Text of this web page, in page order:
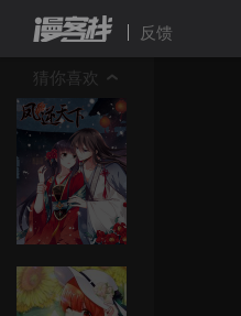
反馈
猜你喜欢 